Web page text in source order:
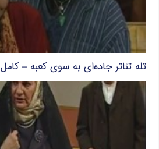
تله تئاتر جاده‌ای به سوی کعبه – کامل